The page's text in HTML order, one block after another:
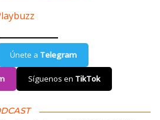
Únete a Telegram
Síguenos en TikTok